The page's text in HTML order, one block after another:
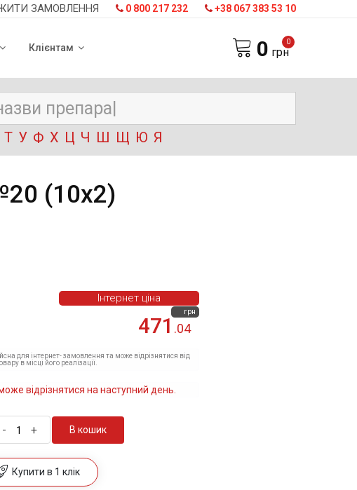
ЗАМОВЛЕННЯ 0 800 217 232 +38 067 383 53 10
Клієнтам
0
0 грн
Т У Ф Х Ц Ч Ш Щ Ю Я
(10х2)
471.04
грн
Інтернет ціна
для інтернет- замовлення та може відрізнятися від
в місці його реалізації.
відрізнятися на наступний день.
- + В кошик
Купити в 1 клік